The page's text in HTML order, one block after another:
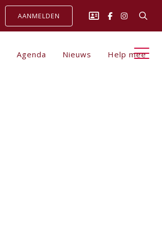
AANMELDEN
Agenda Nieuws Help mee